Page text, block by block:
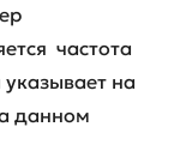
частота
на
данном